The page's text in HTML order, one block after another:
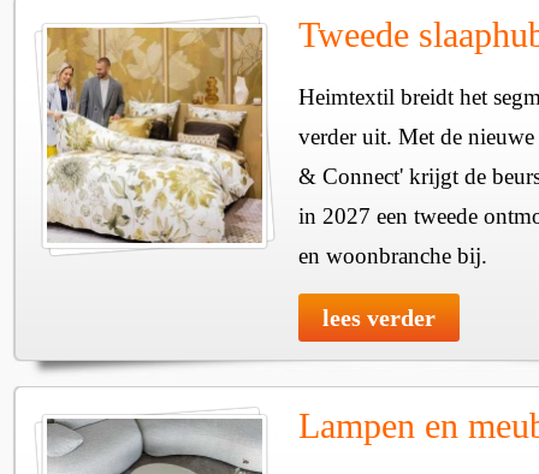
Tweede
Heimtextil breidt het
verder uit. Met de
& Connect' krijgt de
in 2027 een tweede
en woonbranche bij.
lees verder
Lampen en